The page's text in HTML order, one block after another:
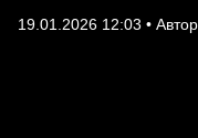
19.01.2026 12:03 •